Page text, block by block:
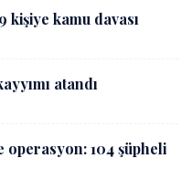
kişiye kamu davası
atandı
104 şüpheli